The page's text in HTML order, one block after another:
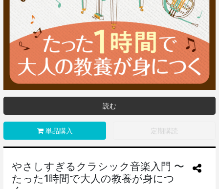
読む
単品購入 定期購読
やさしすぎるクラシック音楽入門 〜
たった1時間で大人の教養が身につ